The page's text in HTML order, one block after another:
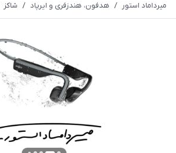
میرداماد استور / هدفون، هندزفری و ایرپاد / شاکز